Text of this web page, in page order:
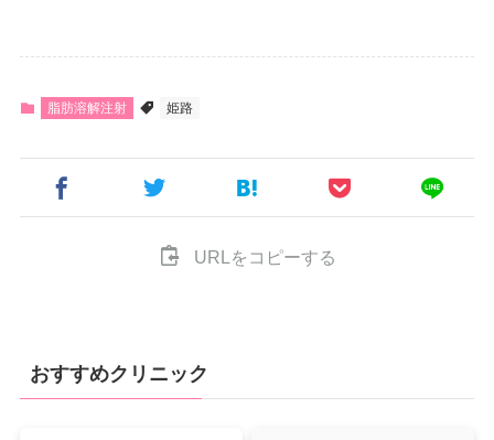
脂肪溶解注射 姫路
URLをコピーする
おすすめクリニック